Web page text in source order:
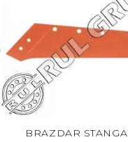
BRAZDAR STANGA